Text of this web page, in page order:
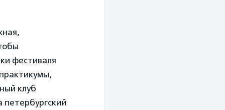
фестиваля
клуб